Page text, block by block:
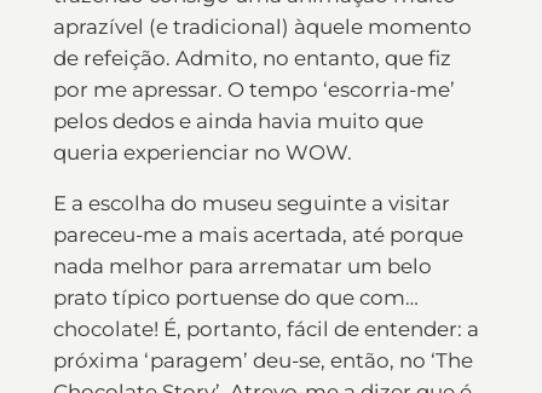
aprazível (e tradicional) àquele momento
de refeição. Admito, no entanto, que fiz
por me apressar. O tempo ‘escorria-me’
pelos dedos e ainda havia muito que
queria experienciar no WOW.
E a escolha do museu seguinte a visitar
pareceu-me a mais acertada, até porque
nada melhor para arrematar um belo
prato típico portuense do que com…
chocolate! É, portanto, fácil de entender: a
próxima ‘paragem’ deu-se, então, no ‘The